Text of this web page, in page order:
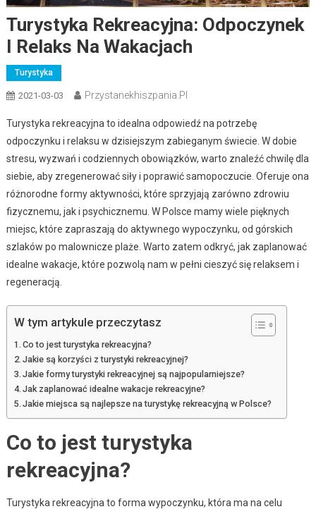
Turystyka Rekreacyjna: Odpoczynek
I Relaks Na Wakacjach
Turystyka
2021-03-03 Przystanekhiszpania.pl
Turystyka rekreacyjna to idealna odpowiedź na potrzebę
odpoczynku i relaksu w dzisiejszym zabieganym świecie. W dobie
stresu, wyzwań i codziennych obowiązków, warto znaleźć chwilę dla
siebie, aby zregenerować siły i poprawić samopoczucie. Oferuje ona
różnorodne formy aktywności, które sprzyjają zarówno zdrowiu
fizycznemu, jak i psychicznemu. W Polsce mamy wiele pięknych
miejsc, które zapraszają do aktywnego wypoczynku, od górskich
szlaków po malownicze plaże. Warto zatem odkryć, jak zaplanować
idealne wakacje, które pozwolą nam w pełni cieszyć się relaksem i
regeneracją.
W tym artykule przeczytasz
Co to jest turystyka rekreacyjna?
Jakie są korzyści z turystyki rekreacyjnej?
Jakie formy turystyki rekreacyjnej są najpopularniejsze?
Jak zaplanować idealne wakacje rekreacyjne?
Jakie miejsca są najlepsze na turystykę rekreacyjną w Polsce?
Co to jest turystyka
rekreacyjna?
Turystyka rekreacyjna to forma wypoczynku, która ma na celu